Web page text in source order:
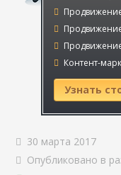
Контент-
Узнать
30 марта 2017
Опубликовано в